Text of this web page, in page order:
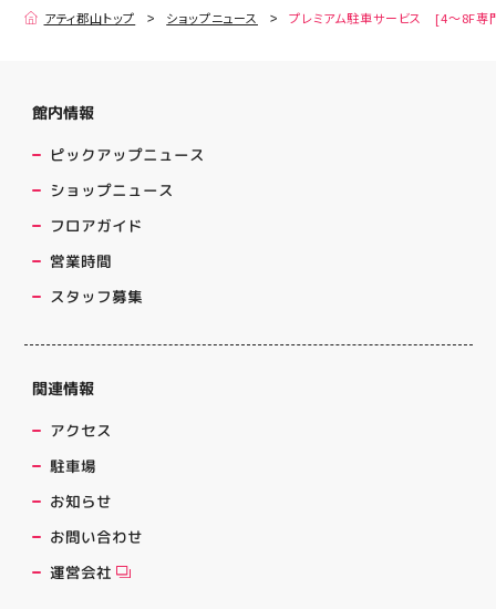
アティ郡山トップ ショップニュース プレミアム駐車サービス [4～8F専
館内情報
ピックアップニュース
ショップニュース
フロアガイド
営業時間
スタッフ募集
関連情報
アクセス
駐車場
お知らせ
お問い合わせ
運営会社